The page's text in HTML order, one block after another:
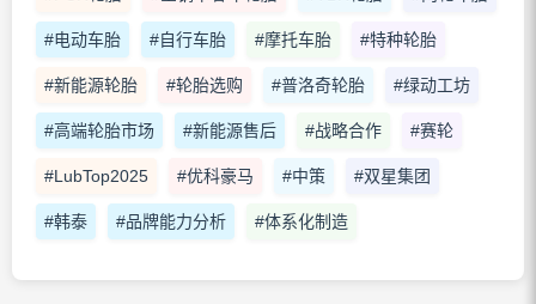
#电动车胎 #自行车胎 #摩托车胎 #特种轮胎
#新能源轮胎 #轮胎选购 #普洛奇轮胎 #绿动工坊
#高端轮胎市场 #新能源售后 #战略合作 #赛轮
#LubTop2025 #优科豪马 #中策 #双星集团
#韩泰 #品牌能力分析 #体系化制造